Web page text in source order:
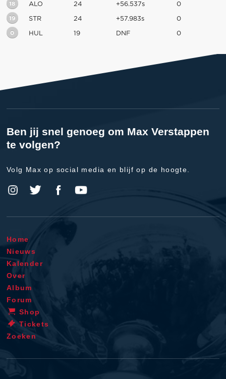
18 ALO 24 +56.537s 0
19 STR 24 +57.983s 0
0 HUL 19 DNF 0
Ben jij snel genoeg om Max Verstappen
te volgen?
Volg Max op social media en blijf op de hoogte.
Home
Nieuws
Kalender
Over
Album
Forum
Shop
Tickets
Zoeken